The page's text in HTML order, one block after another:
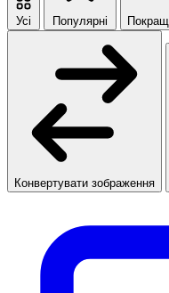
Усі Популярні
Конвертувати зображення